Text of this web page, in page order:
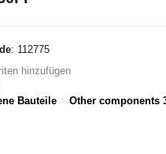
: 112775
hinzufügen
Bauteile > Other components